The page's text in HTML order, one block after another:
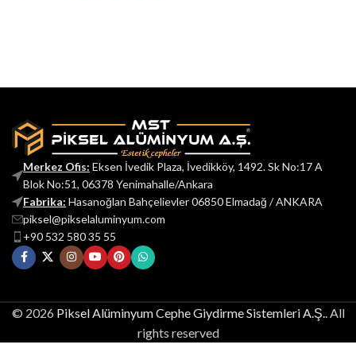
Merkez Ofis: Eksen İvedik Plaza, İvedikköy, 1492. Sk No:17 A
Blok No:51, 06378 Yenimahalle/Ankara
Fabrika: Hasanoğlan Bahçelievler 06850 Elmadağ / ANKARA
piksel@pikselaluminyum.com
+90 532 580 35 55
© 2026 Piksel Alüminyum Cephe Giydirme Sistemleri A.Ş. . All
rights reserved